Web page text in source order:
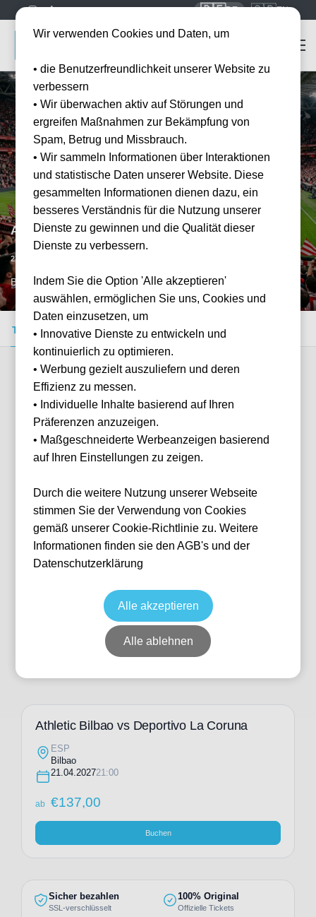
🇩🇪DE 🇬🇧EN
Athletic Bilbao vs Deportivo La Coruna
21.04.2027
BIO, ESP
Tickets kaufen Event-Info FAQ
Verfügbare Kategorien (1)
Block 301/333
21:00
Keine Tickets verfügbar
ESP San Mamés
Athletic Bilbao vs Deportivo La Coruna
ESP
Bilbao
21.04.202721:00
ab €137,00
Buchen
Sicher bezahlen
SSL-verschlüsselt
100% Original
Offizielle Tickets
Wir verwenden Cookies und Daten, um
• die Benutzerfreundlichkeit unserer Website zu
verbessern
• Wir überwachen aktiv auf Störungen und
ergreifen Maßnahmen zur Bekämpfung von
Spam, Betrug und Missbrauch.
• Wir sammeln Informationen über Interaktionen
und statistische Daten unserer Website. Diese
gesammelten Informationen dienen dazu, ein
besseres Verständnis für die Nutzung unserer
Dienste zu gewinnen und die Qualität dieser
Dienste zu verbessern.
Indem Sie die Option 'Alle akzeptieren'
auswählen, ermöglichen Sie uns, Cookies und
Daten einzusetzen, um
• Innovative Dienste zu entwickeln und
kontinuierlich zu optimieren.
• Werbung gezielt auszuliefern und deren
Effizienz zu messen.
• Individuelle Inhalte basierend auf Ihren
Präferenzen anzuzeigen.
• Maßgeschneiderte Werbeanzeigen basierend
auf Ihren Einstellungen zu zeigen.
Durch die weitere Nutzung unserer Webseite
stimmen Sie der Verwendung von Cookies
gemäß unserer Cookie-Richtlinie zu. Weitere
Informationen finden sie den AGB's und der
Datenschutzerklärung
Alle akzeptieren
Alle ablehnen